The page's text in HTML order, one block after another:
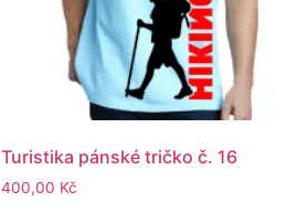
Turistika pánské tričko č. 16
400,00 Kč